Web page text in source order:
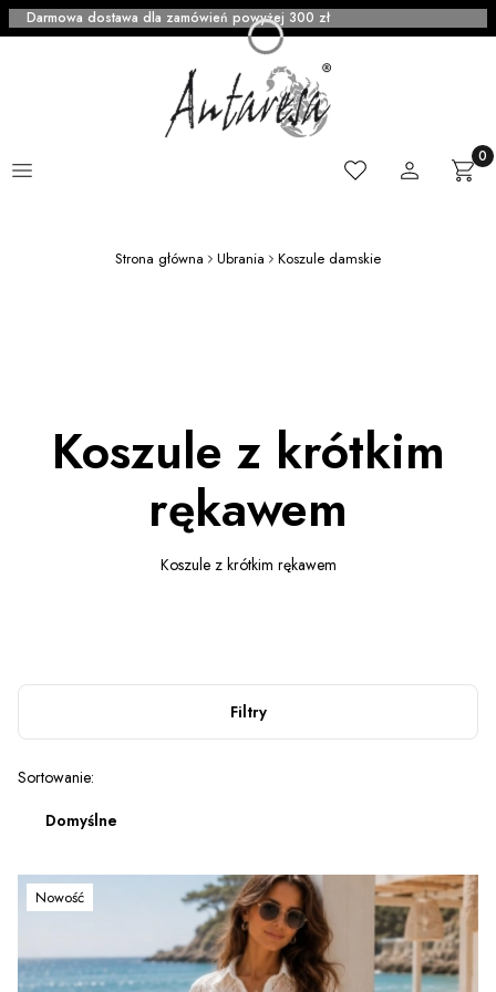
Darmowa dostawa dla zamówień powyżej 300 zł
Menu UlubioneZaloguj się
Strona główna Ubrania Koszule damskie
Koszule z krótkim
rękawem
Koszule z krótkim rękawem
Filtry
Lista produktów
Sortowanie:
Domyślne
Nowość